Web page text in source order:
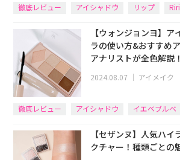
徹底レビュー アイシャドウ リップ
【ウォンジョンヨ】
ラの使い方&おすすめ
アナリストが全色解説！
2024.08.07 ｜ アイメイク
徹底レビュー アイシャドウ イエベブルベ
【セザンヌ】人気ハ
クチャー！種類ごとの